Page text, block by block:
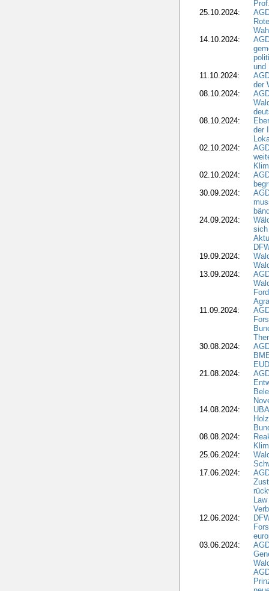
25.10.2024:
14.10.2024:
und
11.10.2024:
der
08.10.2024:
08.10.2024:
der
02.10.2024:
02.10.2024:
30.09.2024:
24.09.2024:
sich
19.09.2024:
13.09.2024:
11.09.2024:
30.08.2024:
21.08.2024:
14.08.2024:
08.08.2024:
25.06.2024:
17.06.2024:
12.06.2024:
03.06.2024: